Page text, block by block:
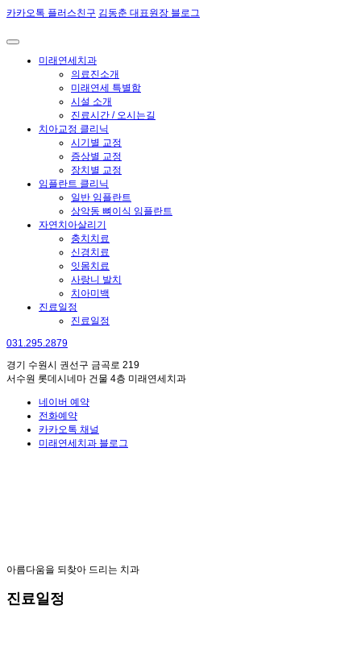
카카오톡 플러스친구 김동춘 대표원장 블로그
미래연세치과
의료진소개
미래연세 특별함
시설 소개
진료시간 / 오시는길
치아교정 클리닉
시기별 교정
증상별 교정
장치별 교정
임플란트 클리닉
일반 임플란트
상악동 뼈이식 임플란트
자연치아살리기
충치치료
신경치료
잇몸치료
사랑니 발치
치아미백
진료일정
진료일정
031.295.2879
경기 수원시 권선구 금곡로 219
서수원 롯데시네마 건물 4층 미래연세치과
네이버 예약
전화예약
카카오톡 채널
미래연세치과 블로그
아름다움을 되찾아 드리는 치과
진료일정